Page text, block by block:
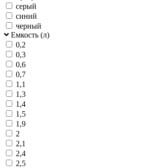
серый
синий
черный
Емкость (л)
0,2
0,3
0,6
0,7
1,1
1,3
1,4
1,5
1,9
2
2,1
2,4
2,5